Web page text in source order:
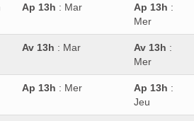
Ap 13h : Mar Ap 13h :
Mer
Av 13h : Mar Av 13h :
Mer
Ap 13h : Mer Ap 13h :
Jeu